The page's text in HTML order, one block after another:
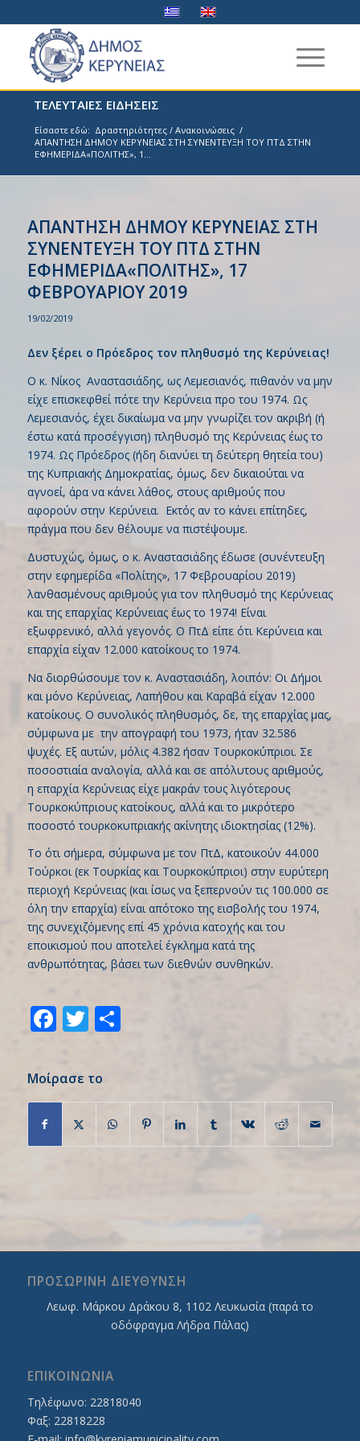
ΤΕΛΕΥΤΑΙΕΣ ΕΙΔΗΣΕΙΣ
Είσαστε εδώ: Δραστηριότητες / Ανακοινώσεις /
ΑΠΑΝΤΗΣΗ ΔΗΜΟΥ ΚΕΡΥΝΕΙΑΣ ΣΤΗ ΣΥΝΕΝΤΕΥΞΗ ΤΟΥ ΠΤΔ ΣΤΗΝ
ΕΦΗΜΕΡΙΔΑ«ΠΟΛΙΤΗΣ», 1...
ΑΠΑΝΤΗΣΗ ΔΗΜΟΥ ΚΕΡΥΝΕΙΑΣ ΣΤΗ
ΣΥΝΕΝΤΕΥΞΗ ΤΟΥ ΠΤΔ ΣΤΗΝ
ΕΦΗΜΕΡΙΔΑ«ΠΟΛΙΤΗΣ», 17
ΦΕΒΡΟΥΑΡΙΟΥ 2019
19/02/2019
Δεν ξέρει ο Πρόεδρος τον πληθυσμό της Κερύνειας!
Ο κ. Νίκος Αναστασιάδης, ως Λεμεσιανός, πιθανόν να μην
είχε επισκεφθεί πότε την Κερύνεια προ του 1974. Ως
Λεμεσιανός, έχει δικαίωμα να μην γνωρίζει τον ακριβή (ή
έστω κατά προσέγγιση) πληθυσμό της Κερύνειας έως το
1974. Ως Πρόεδρος (ήδη διανύει τη δεύτερη θητεία του)
της Κυπριακής Δημοκρατίας, όμως, δεν δικαιούται να
αγνοεί, άρα να κάνει λάθος, στους αριθμούς που
αφορούν στην Κερύνεια. Εκτός αν το κάνει επίτηδες,
πράγμα που δεν θέλουμε να πιστέψουμε.
Δυστυχώς, όμως, ο κ. Αναστασιάδης έδωσε (συνέντευξη
στην εφημερίδα «Πολίτης», 17 Φεβρουαρίου 2019)
λανθασμένους αριθμούς για τον πληθυσμό της Κερύνειας
και της επαρχίας Κερύνειας έως το 1974! Είναι
εξωφρενικό, αλλά γεγονός. Ο ΠτΔ είπε ότι Κερύνεια και
επαρχία είχαν 12.000 κατοίκους το 1974.
Να διορθώσουμε τον κ. Αναστασιάδη, λοιπόν: Οι Δήμοι
και μόνο Κερύνειας, Λαπήθου και Καραβά είχαν 12.000
κατοίκους. Ο συνολικός πληθυσμός, δε, της επαρχίας μας,
σύμφωνα με την απογραφή του 1973, ήταν 32.586
ψυχές. Εξ αυτών, μόλις 4.382 ήσαν Τουρκοκύπριοι. Σε
ποσοστιαία αναλογία, αλλά και σε απόλυτους αριθμούς,
η επαρχία Κερύνειας είχε μακράν τους λιγότερους
Τουρκοκύπριους κατοίκους, αλλά και το μικρότερο
ποσοστό τουρκοκυπριακής ακίνητης ιδιοκτησίας (12%).
Το ότι σήμερα, σύμφωνα με τον ΠτΔ, κατοικούν 44.000
Τούρκοι (εκ Τουρκίας και Τουρκοκύπριοι) στην ευρύτερη
περιοχή Κερύνειας (και ίσως να ξεπερνούν τις 100.000 σε
όλη την επαρχία) είναι απότοκο της εισβολής του 1974,
της συνεχιζόμενης επί 45 χρόνια κατοχής και του
εποικισμού που αποτελεί έγκλημα κατά της
ανθρωπότητας, βάσει των διεθνών συνθηκών.
Facebook
Twitter
Share
Μοίρασε το
ΠΡΟΣΩΡΙΝΗ ΔΙΕΥΘΥΝΣΗ
Λεωφ. Mάρκου Δράκου 8, 1102 Λευκωσία (παρά το
οδόφραγμα Λήδρα Πάλας)
ΕΠΙΚΟΙΝΩΝΙΑ
Τηλέφωνο: 22818040
Φαξ: 22818228